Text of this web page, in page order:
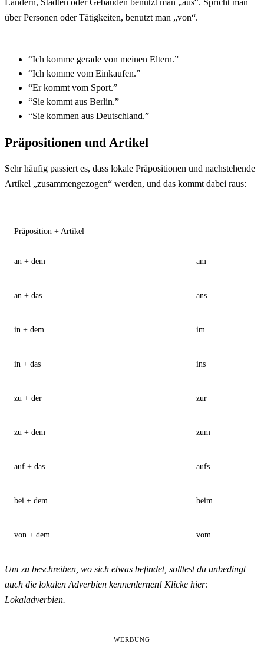
Ländern, Städten oder Gebäuden benutzt man „aus“. Spricht man
über Personen oder Tätigkeiten, benutzt man „von“.
“Ich komme gerade von meinen Eltern.”
“Ich komme vom Einkaufen.”
“Er kommt vom Sport.”
“Sie kommt aus Berlin.”
“Sie kommen aus Deutschland.”
Präpositionen und Artikel
Sehr häufig passiert es, dass lokale Präpositionen und nachstehende
Artikel „zusammengezogen“ werden, und das kommt dabei raus:
Präposition + Artikel =
an + dem am
an + das ans
in + dem im
in + das ins
zu + der zur
zu + dem zum
auf + das aufs
bei + dem beim
von + dem vom
Um zu beschreiben, wo sich etwas befindet, solltest du unbedingt
auch die lokalenAdverbien kennenlernen! Klicke hier:
Lokaladverbien.
WERBUNG